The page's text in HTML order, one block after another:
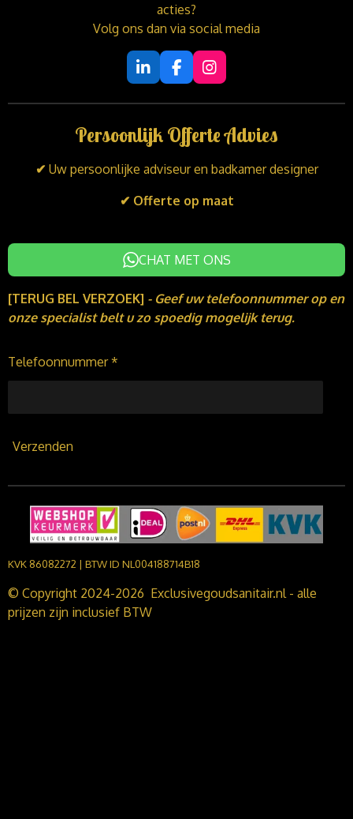
acties?
Volg ons dan via social media
L
i
n
e
d
I
n
F
a
c
b
o
o
k
I
n
s
a
r
a
Persoonlijk Offerte Advies
✔ Uw persoonlijke adviseur en badkamer designer
✔ Offerte op maat
CHAT MET ONS
[TERUG BEL VERZOEK] - Geef uw telefoonnummer op en
onze specialist belt u zo spoedig mogelijk terug.
Telefoonnummer *
Verzenden
KVK 86082272 | BTW ID NL004188714B18
© Copyright 2024-2026 Exclusivegoudsanitair.nl - alle
prijzen zijn inclusief BTW